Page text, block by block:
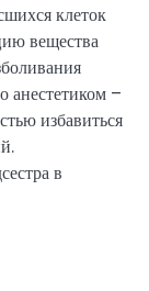
клеток
вещества
анестетиком –
избавиться
в